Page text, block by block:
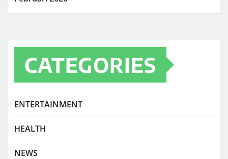
CATEGORIES
ENTERTAINMENT
HEALTH
NEWS